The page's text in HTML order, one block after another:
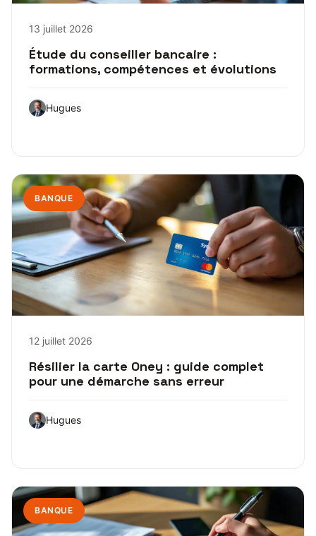
13 juillet 2026
Étude du conseiller bancaire :
formations, compétences et évolutions
Hugues
BANQUE
12 juillet 2026
Résilier la carte Oney : guide complet
pour une démarche sans erreur
Hugues
BANQUE